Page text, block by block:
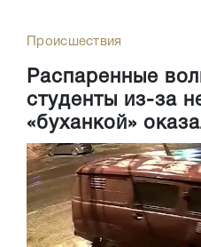
Происшествия
Распаренные
студенты из-за
«буханкой»